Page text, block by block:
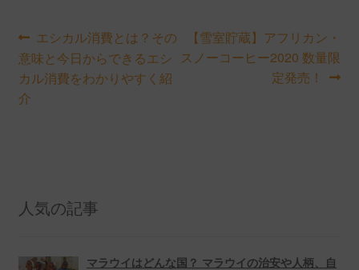
投
稿
ナ
ー
シ
ョ
前
の
投
エシカル消費とは？その
意味と今日からできるエシ
カル消費をわかりやすく紹
介
次
の
【雪室貯蔵】アフリカン・
スノーコーヒー2020 数量限
定発売！
人気の記事
マラウイはどんな国？ マラウイの治安や人柄、自